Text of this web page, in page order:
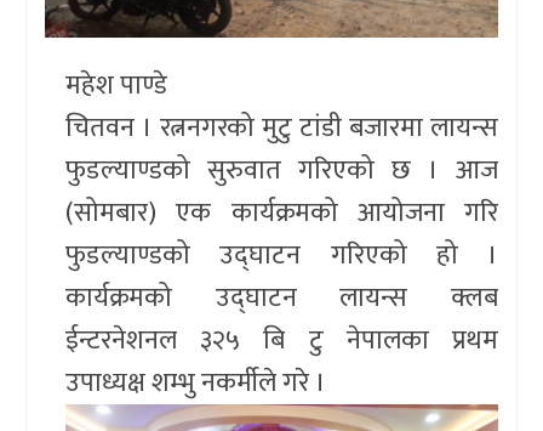
महेश पाण्डे
चितवन । रत्ननगरको मुटु टांडी बजारमा लायन्स
फुडल्याण्डको सुरुवात गरिएको छ । आज
(सोमबार) एक कार्यक्रमको आयोजना गरि
फुडल्याण्डको उद्घाटन गरिएको हो ।
कार्यक्रमको उद्घाटन लायन्स क्लब
ईन्टरनेशनल ३२५ बि टु नेपालका प्रथम
उपाध्यक्ष शम्भु नकर्मीले गरे ।